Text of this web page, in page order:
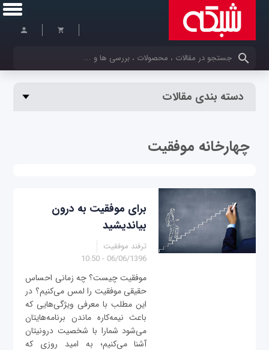
کلمات کلیدی خود را وارد کنید
دسته بندی مقالات
چهارخانه موفقیت
برای موفقیت به درون
بیاندیشید
ترفند موفقیت
06/06/1396 - 10:50
موفقیت چیست؟ چه زمانی احساس
حقیقی موفقیت را لمس می‌کنیم؟ در
این مطلب با معرفی ویژگی‌هایی که
باعث نیمه‌کاره ماندن برنامه‌هایتان
می‌شود شمارا با شخصیت درونیتان
آشنا می‌کنیم؛ به امید روزی که